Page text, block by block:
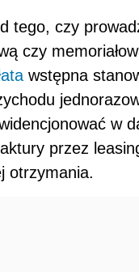
tego, czy
czy
wstęp­na
w
przez
otrzymania.